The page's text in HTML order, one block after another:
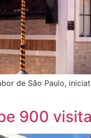
de São Paulo,
900